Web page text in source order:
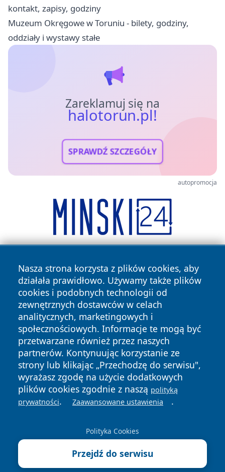
kontakt, zapisy, godziny
Muzeum Okręgowe w Toruniu - bilety, godziny,
oddziały i wystawy stałe
Zareklamuj się na
halotorun.pl!
SPRAWDŹ SZCZEGÓŁY
autopromocja
Nasza strona korzysta z plików cookies, aby
działała prawidłowo. Używamy także plików
cookies i podobnych technologii od
zewnętrznych dostawców w celach
analitycznych, marketingowych i
społecznościowych. Informacje te mogą być
przetwarzane również przez naszych
partnerów. Kontynuując korzystanie ze
strony lub klikając „Przechodzę do serwisu",
wyrażasz zgodę na użycie dodatkowych
plików cookies zgodnie z naszą polityką
prywatności. Zaawansowane ustawienia .
Polityka Cookies
Przejdź do serwisu
Copyright © 2026 halotorun.pl Wszystkie prawa zastrzeżone.
News Autorzy
Polityka
Prywatności
Polityka
Cookies